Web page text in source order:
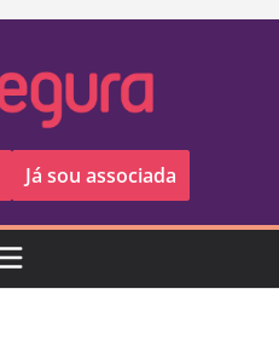
Já sou associada